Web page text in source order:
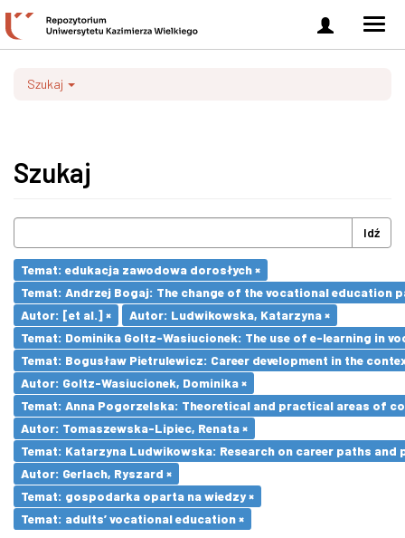
Zaloguj
się
Szukaj
Szukaj
Idź
Temat: edukacja zawodowa dorosłych ×
Temat: Andrzej Bogaj: The change of the vocational education
Autor: [et al.] ×
Autor: Ludwikowska, Katarzyna ×
Temat: Dominika Goltz-Wasiucionek: The use of e-learning in
Temat: Bogusław Pietrulewicz: Career development in the
Autor: Goltz-Wasiucionek, Dominika ×
Temat: Anna Pogorzelska: Theoretical and practical areas of
Autor: Tomaszewska-Lipiec, Renata ×
Temat: Katarzyna Ludwikowska: Research on career paths
Autor: Gerlach, Ryszard ×
Temat: gospodarka oparta na wiedzy ×
Temat: adults’ vocational education ×